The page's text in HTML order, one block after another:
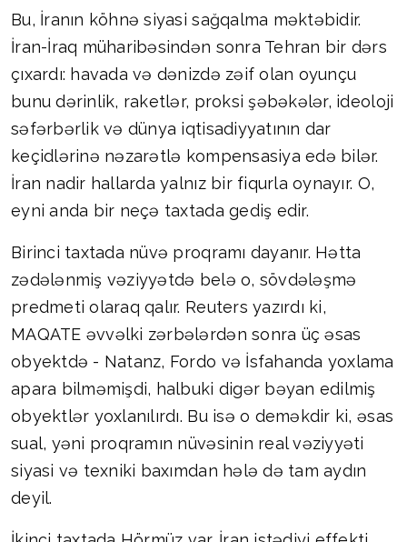
Bu, İranın köhnə siyasi sağqalma məktəbidir.
İran-İraq müharibəsindən sonra Tehran bir dərs
çıxardı: havada və dənizdə zəif olan oyunçu
bunu dərinlik, raketlər, proksi şəbəkələr, ideoloji
səfərbərlik və dünya iqtisadiyyatının dar
keçidlərinə nəzarətlə kompensasiya edə bilər.
İran nadir hallarda yalnız bir fiqurla oynayır. O,
eyni anda bir neçə taxtada gediş edir.
Birinci taxtada nüvə proqramı dayanır. Hətta
zədələnmiş vəziyyətdə belə o, sövdələşmə
predmeti olaraq qalır. Reuters yazırdı ki,
MAQATE əvvəlki zərbələrdən sonra üç əsas
obyektdə - Natanz, Fordo və İsfahanda yoxlama
apara bilməmişdi, halbuki digər bəyan edilmiş
obyektlər yoxlanılırdı. Bu isə o deməkdir ki, əsas
sual, yəni proqramın nüvəsinin real vəziyyəti
siyasi və texniki baxımdan hələ də tam aydın
deyil.